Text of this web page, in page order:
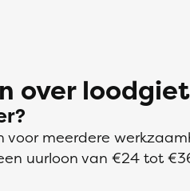
over
voor meerdere
uurloon van €24 tot